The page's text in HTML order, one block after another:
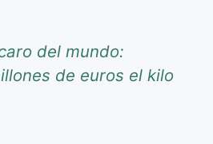
del mundo:
de euros el kilo